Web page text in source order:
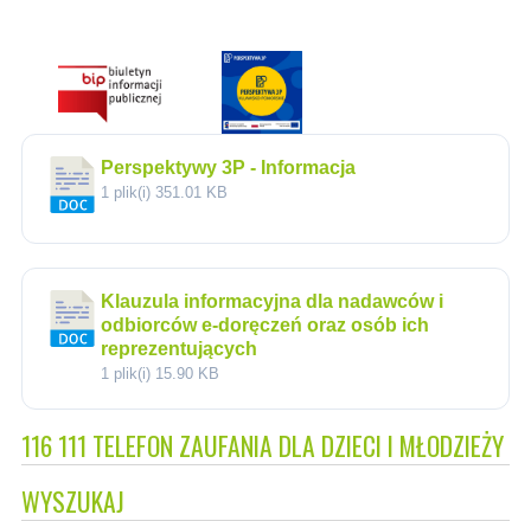
Perspektywy 3P - Informacja
1 plik(i) 351.01 KB
Klauzula informacyjna dla nadawców i
odbiorców e-doręczeń oraz osób ich
reprezentujących
1 plik(i) 15.90 KB
116 111 TELEFON ZAUFANIA DLA DZIECI I MŁODZIEŻY
WYSZUKAJ